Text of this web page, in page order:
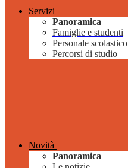
Servizi
Panoramica
Famiglie e studenti
Personale scolastico
Percorsi di studio
Novità
Panoramica